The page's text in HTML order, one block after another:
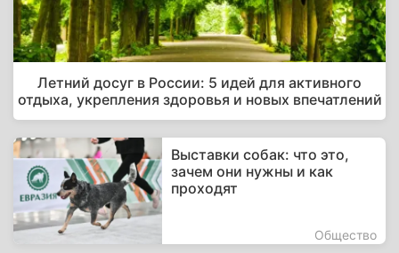
Летний досуг в России: 5 идей для активного
отдыха, укрепления здоровья и новых впечатлений
Выставки собак: что это,
зачем они нужны и как
проходят
Общество